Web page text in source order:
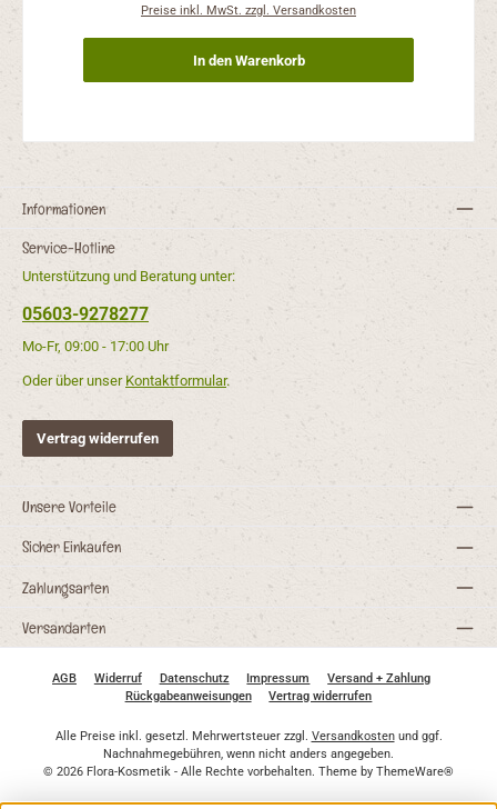
Preise inkl. MwSt. zzgl. Versandkosten
In den Warenkorb
Informationen
Service-Hotline
Unterstützung und Beratung unter:
05603-9278277
Mo-Fr, 09:00 - 17:00 Uhr
Oder über unser Kontaktformular.
Vertrag widerrufen
Unsere Vorteile
Sicher Einkaufen
Zahlungsarten
Versandarten
AGB Widerruf Datenschutz Impressum
Versand + Zahlung
Rückgabeanweisungen
Vertrag widerrufen
Alle Preise inkl. gesetzl. Mehrwertsteuer zzgl. Versandkostenund ggf.
Nachnahmegebühren, wenn nicht anders angegeben.
© 2026 Flora-Kosmetik - Alle Rechte vorbehalten. Theme by ThemeWare®